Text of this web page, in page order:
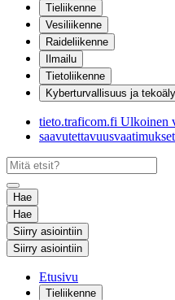
Tieliikenne
Vesiliikenne
Raideliikenne
Ilmailu
Tietoliikenne
Kyberturvallisuus ja tekoäly
tieto.traficom.fi Ulkoinen
Hae
Hae
Siirry asiointiin
Siirry asiointiin
Etusivu
Tieliikenne